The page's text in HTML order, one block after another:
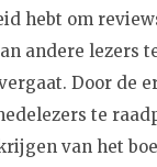
hebt om
andere lezers
Door de
te
van het